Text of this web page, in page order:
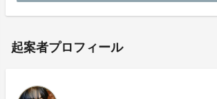
起案者プロフィール